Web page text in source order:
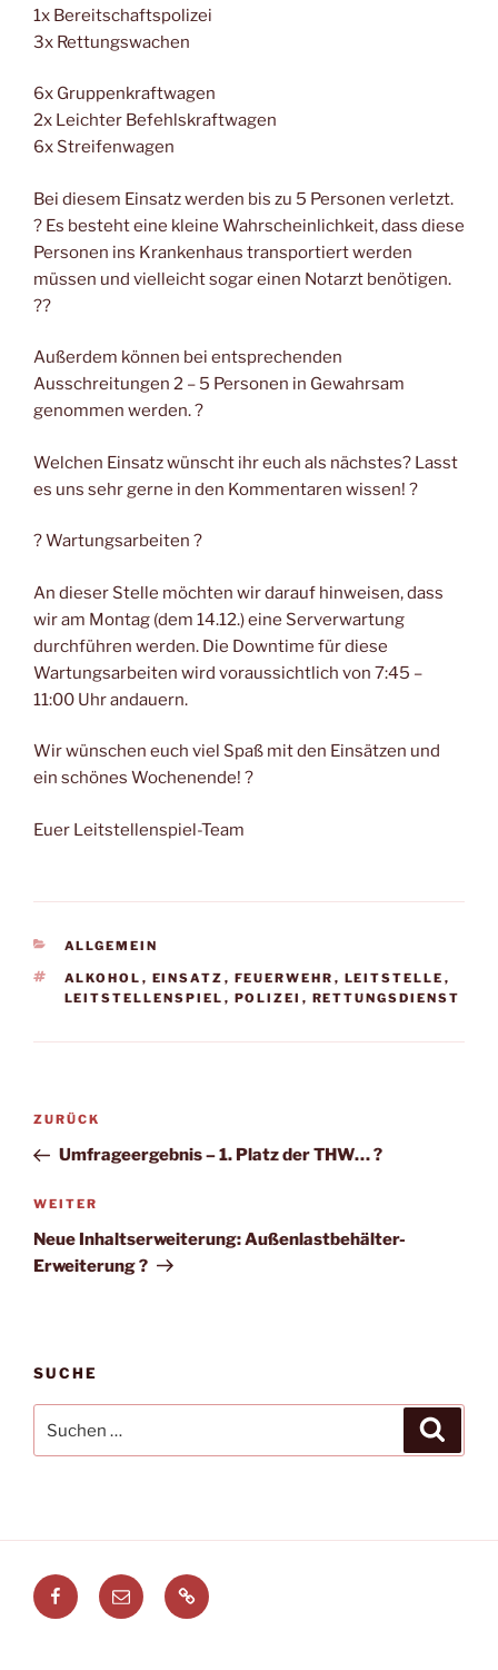
1x Bereitschaftspolizei
3x Rettungswachen
6x Gruppenkraftwagen
2x Leichter Befehlskraftwagen
6x Streifenwagen
Bei diesem Einsatz werden bis zu 5 Personen verletzt.
? Es besteht eine kleine Wahrscheinlichkeit, dass diese
Personen ins Krankenhaus transportiert werden
müssen und vielleicht sogar einen Notarzt benötigen.
??
Außerdem können bei entsprechenden
Ausschreitungen 2 – 5 Personen in Gewahrsam
genommen werden. ?
Welchen Einsatz wünscht ihr euch als nächstes? Lasst
es uns sehr gerne in den Kommentaren wissen! ?
? Wartungsarbeiten ?
An dieser Stelle möchten wir darauf hinweisen, dass
wir am Montag (dem 14.12.) eine Serverwartung
durchführen werden. Die Downtime für diese
Wartungsarbeiten wird voraussichtlich von 7:45 –
11:00 Uhr andauern.
Wir wünschen euch viel Spaß mit den Einsätzen und
ein schönes Wochenende! ?
Euer Leitstellenspiel-Team
KATEGORIEN
ALLGEMEIN
SCHLAGWÖRTER
ALKOHOL , EINSATZ , FEUERWEHR , LEITSTELLE ,
LEITSTELLENSPIEL , POLIZEI , RETTUNGSDIENST
Beitragsnavigation
Vorheriger
Beitrag
ZURÜCK
Umfrageergebnis – 1. Platz der THW… ?
Nächster
Beitrag
WEITER
Neue Inhaltserweiterung: Außenlastbehälter-
Erweiterung ?
SUCHE
nach:
Facebook
E-
Mail
Leitstellenspiel.de